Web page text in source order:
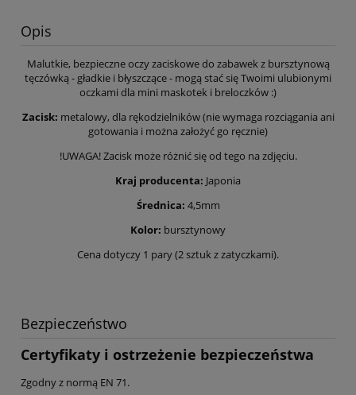
Opis
Malutkie, bezpieczne oczy zaciskowe do zabawek z bursztynową
tęczówką - gładkie i błyszczące - mogą stać się Twoimi ulubionymi
oczkami dla mini maskotek i breloczków :)
Zacisk: metalowy, dla rękodzielników (nie wymaga rozciągania ani
gotowania i można założyć go ręcznie)
!UWAGA! Zacisk może różnić się od tego na zdjęciu.
Kraj producenta: Japonia
Średnica: 4,5mm
Kolor: bursztynowy
Cena dotyczy 1 pary (2 sztuk z zatyczkami).
Bezpieczeństwo
Certyfikaty i ostrzeżenie bezpieczeństwa
Zgodny z normą EN 71.